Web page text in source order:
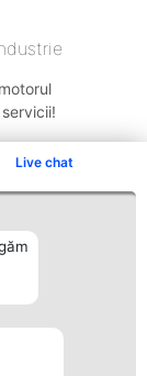
Live chat